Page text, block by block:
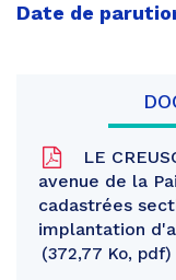
Date de
LE
avenue de la
cadastrées
implantation
372,77 Ko, pdf